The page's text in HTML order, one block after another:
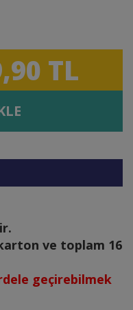
TL
ve toplam 16
geçirebilmek